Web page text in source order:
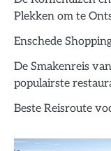
Plekken om te
Enschede
De Smakenreis
populairste
Beste Reisroute